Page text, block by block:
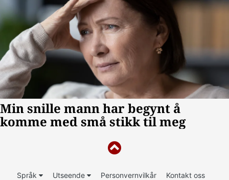
Språk Utseende Personvernvilkår
Kontakt oss